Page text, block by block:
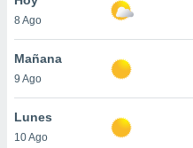
en
más
nuestra
8 Ago
Mañana
9 Ago
Lunes
10 Ago